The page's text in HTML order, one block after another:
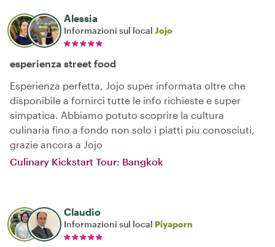
Alessia
Informazioni sul local Jojo
esperienza street food
Esperienza perfetta, Jojo super informata oltre che
disponibile a fornirci tutte le info richieste e super
simpatica. Abbiamo potuto scoprire la cultura
culinaria fino a fondo non solo i piatti piu conosciuti,
grazie ancora a Jojo
Culinary Kickstart Tour: Bangkok
Claudio
Informazioni sul local Piyaporn